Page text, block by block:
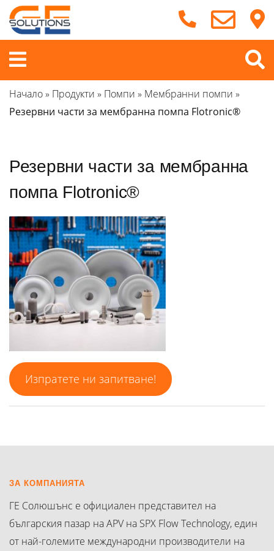
Продължете
към
съдържанието
Меню
Начало» Продукти » Помпи » Мембранни помпи »
Резервни части за мембранна помпа Flotronic®
Резервни части за мембранна
помпа Flotronic®
Изпратете ни запитване!
ЗА КОМПАНИЯТА
ГЕ Солюшънс е официален представител на
българския пазар на APV на SPX Flow Technology, един
от най-големите международни производители на